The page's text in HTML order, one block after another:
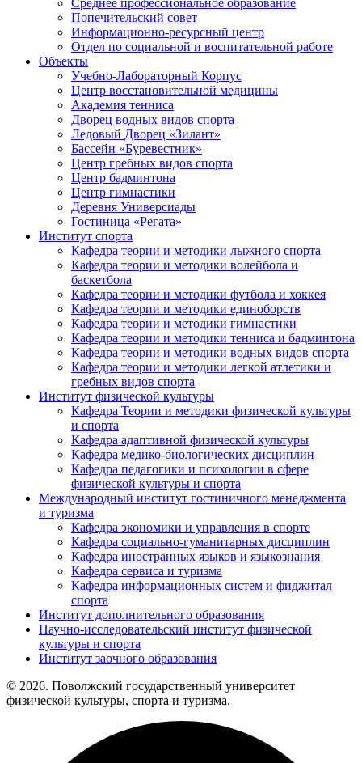
Попечительский совет
Информационно-ресурсный центр
Отдел по социальной и воспитательной работе
Объекты
Учебно-Лабораторный Корпус
Центр восстановительной медицины
Академия тенниса
Дворец водных видов спорта
Ледовый Дворец «Зилант»
Бассейн «Буревестник»
Центр гребных видов спорта
Центр бадминтона
Центр гимнастики
Деревня Универсиады
Гостиница «Регата»
Институт спорта
Кафедра теории и методики лыжного спорта
Кафедра теории и методики волейбола и
баскетбола
Кафедра теории и методики футбола и хоккея
Кафедра теории и методики единоборств
Кафедра теории и методики гимнастики
Кафедра теории и методики тенниса и бадминтона
Кафедра теории и методики водных видов спорта
Кафедра теории и методики легкой атлетики и
гребных видов спорта
Институт физической культуры
Кафедра Теории и методики физической культуры
и спорта
Кафедра адаптивной физической культуры
Кафедра медико-биологических дисциплин
Кафедра педагогики и психологии в сфере
физической культуры и спорта
Международный институт гостиничного менеджмента
и туризма
Кафедра экономики и управления в спорте
Кафедра социально-гуманитарных дисциплин
Кафедра иностранных языков и языкознания
Кафедра сервиса и туризма
Кафедра информационных систем и фиджитал
спорта
Институт дополнительного образования
Научно-исследовательский институт физической
культуры и спорта
Институт заочного образования
© 2026. Поволжский государственный университет
физической культуры, спорта и туризма.